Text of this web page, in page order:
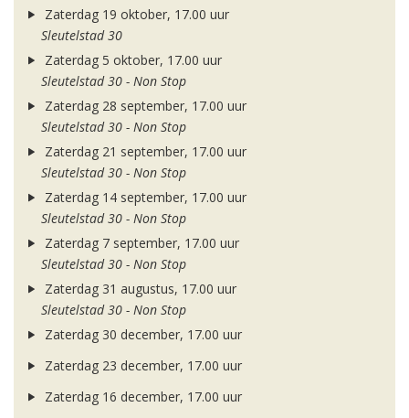
Zaterdag 19 oktober, 17.00 uur
Sleutelstad 30
Zaterdag 5 oktober, 17.00 uur
Sleutelstad 30 - Non Stop
Zaterdag 28 september, 17.00 uur
Sleutelstad 30 - Non Stop
Zaterdag 21 september, 17.00 uur
Sleutelstad 30 - Non Stop
Zaterdag 14 september, 17.00 uur
Sleutelstad 30 - Non Stop
Zaterdag 7 september, 17.00 uur
Sleutelstad 30 - Non Stop
Zaterdag 31 augustus, 17.00 uur
Sleutelstad 30 - Non Stop
Zaterdag 30 december, 17.00 uur
Zaterdag 23 december, 17.00 uur
Zaterdag 16 december, 17.00 uur